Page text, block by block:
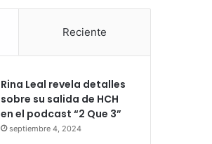
Reciente
Rina Leal revela detalles
sobre su salida de HCH
en el podcast “2 Que 3”
septiembre 4, 2024